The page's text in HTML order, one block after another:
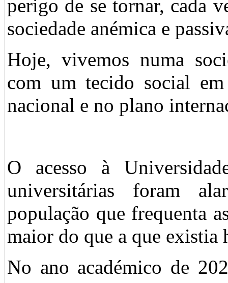
perigo de se tornar, cada
sociedade anémica e
Hoje, vivemos numa
com um tecido social
nacional e no plano
O acesso à
universitárias foram
população que frequenta
maior do que a que existia
No ano académico de